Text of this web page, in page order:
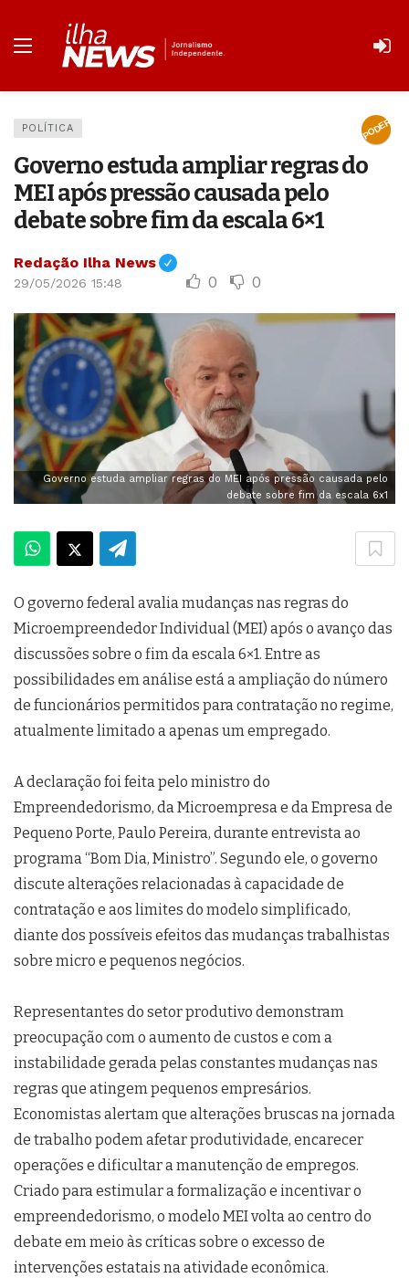
PODER
POLÍTICA
Governo estuda ampliar regras do
MEI após pressão causada pelo
debate sobre fim da escala 6×1
Redação Ilha News
29/05/2026 15:48 0 0
Governo estuda ampliar regras do MEI após pressão causada pelo
debate sobre fim da escala 6x1
O governo federal avalia mudanças nas regras do
Microempreendedor Individual (MEI) após o avanço das
discussões sobre o fim da escala 6×1. Entre as
possibilidades em análise está a ampliação do número
de funcionários permitidos para contratação no regime,
atualmente limitado a apenas um empregado.
A declaração foi feita pelo ministro do
Empreendedorismo, da Microempresa e da Empresa de
Pequeno Porte, Paulo Pereira, durante entrevista ao
programa “Bom Dia, Ministro”. Segundo ele, o governo
discute alterações relacionadas à capacidade de
contratação e aos limites do modelo simplificado,
diante dos possíveis efeitos das mudanças trabalhistas
sobre micro e pequenos negócios.
Representantes do setor produtivo demonstram
preocupação com o aumento de custos e com a
instabilidade gerada pelas constantes mudanças nas
regras que atingem pequenos empresários.
Economistas alertam que alterações bruscas na jornada
de trabalho podem afetar produtividade, encarecer
operações e dificultar a manutenção de empregos.
Criado para estimular a formalização e incentivar o
empreendedorismo, o modelo MEI volta ao centro do
debate em meio às críticas sobre o excesso de
intervenções estatais na atividade econômica.